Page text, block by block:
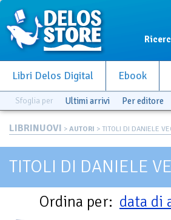
Libri Delos Digital Ebook
Sfoglia per Ultimi arrivi Per editore
LIBRINUOVI > AUTORI > TITOLI DI DANIELE
TITOLI DI DANIELE
Ordina per: data di